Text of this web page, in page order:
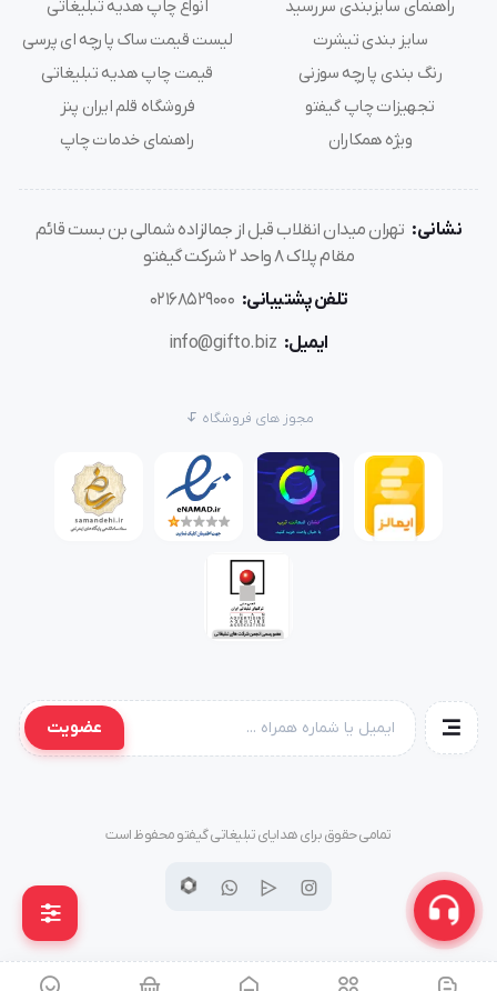
راهنمای سایزبندی سررسید
سایز بندی تیشرت
رنگ بندی پارچه سوزنی
تجهیزات چاپ گیفتو
ویژه همکاران
انواع چاپ هدیه تبلیغاتی
لیست قیمت ساک پارچه ای پرسی
قیمت چاپ هدیه تبلیغاتی
فروشگاه قلم ایران پنز
راهنمای خدمات چاپ
نشانی: تهران میدان انقلاب قبل از جمالزاده شمالی بن بست قائم
مقام پلاک 8 واحد 2 شرکت گیفتو
تلفن پشتیبانی: 02168529000
ایمیل: info@gifto.biz
مجوز های فروشگاه
عضویت
تمامی حقوق برای هدایای تبلیغاتی گیفتو محفوظ است